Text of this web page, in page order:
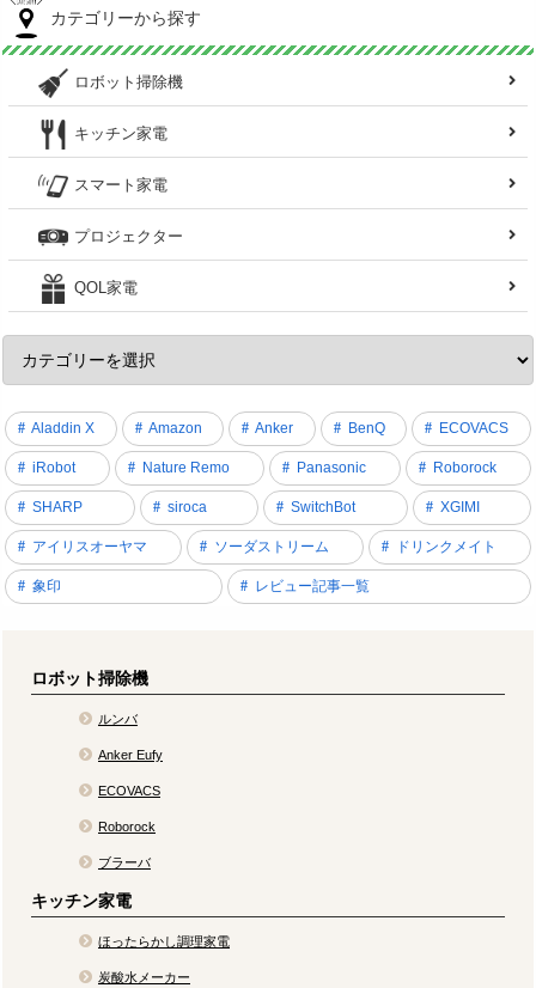
カテゴリーから探す
ロボット掃除機
キッチン家電
スマート家電
プロジェクター
QOL家電
Aladdin X Amazon Anker BenQ ECOVACS
iRobot Nature Remo Panasonic Roborock
SHARP siroca SwitchBot XGIMI
アイリスオーヤマ ソーダストリーム ドリンクメイト
象印 レビュー記事一覧
ロボット掃除機
ルンバ
Anker Eufy
ECOVACS
Roborock
ブラーバ
キッチン家電
ほったらかし調理家電
炭酸水メーカー